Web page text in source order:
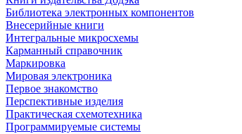
Библиотека электронных компонентов
Внесерийные книги
Интегральные микросхемы
Карманный справочник
Маркировка
Мировая электроника
Первое знакомство
Перспективные изделия
Практическая схемотехника
Программируемые системы